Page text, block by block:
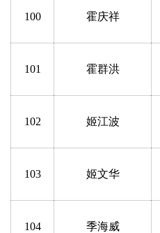
100 霍庆祥
101 霍群洪
102 姬江波
103 姬文华
104 季海威